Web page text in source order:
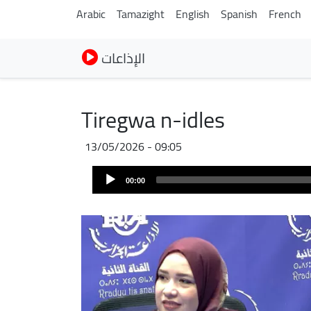
Arabic Tamazight English Spanish French
الإذاعات
Tiregwa n-idles
13/05/2026 - 09:05
Audio
Player 00:00